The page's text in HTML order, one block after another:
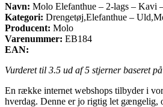
Navn: Molo Elefanthue – 2-lags – Kavi
Kategori: Drengetøj,Elefanthue –
Producent: Molo
Varenummer: EB184
EAN:
Vurderet til 3.5 ud af 5 stjerner baseret på
En række internet webshops tilbyder i
hverdag. Denne er jo rigtig let gængelig,